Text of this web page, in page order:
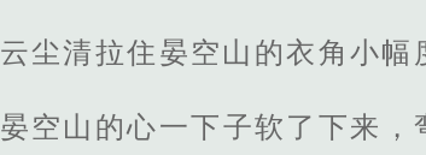
云尘清拉住晏空山的衣角小幅
晏空山的心一下子软了下来